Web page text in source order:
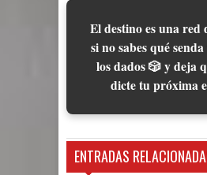
El destino es una red
si no sabes qué
los dados 🎲 y deja
dicte tu próxima
ENTRADAS